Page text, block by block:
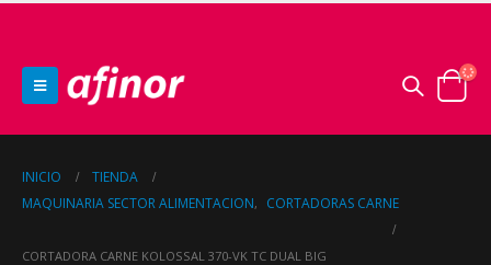
INICIO
TIENDA
MAQUINARIA SECTOR ALIMENTACION, CORTADORAS CARNE
CORTADORA CARNE KOLOSSAL 370-VK TC DUAL BIG